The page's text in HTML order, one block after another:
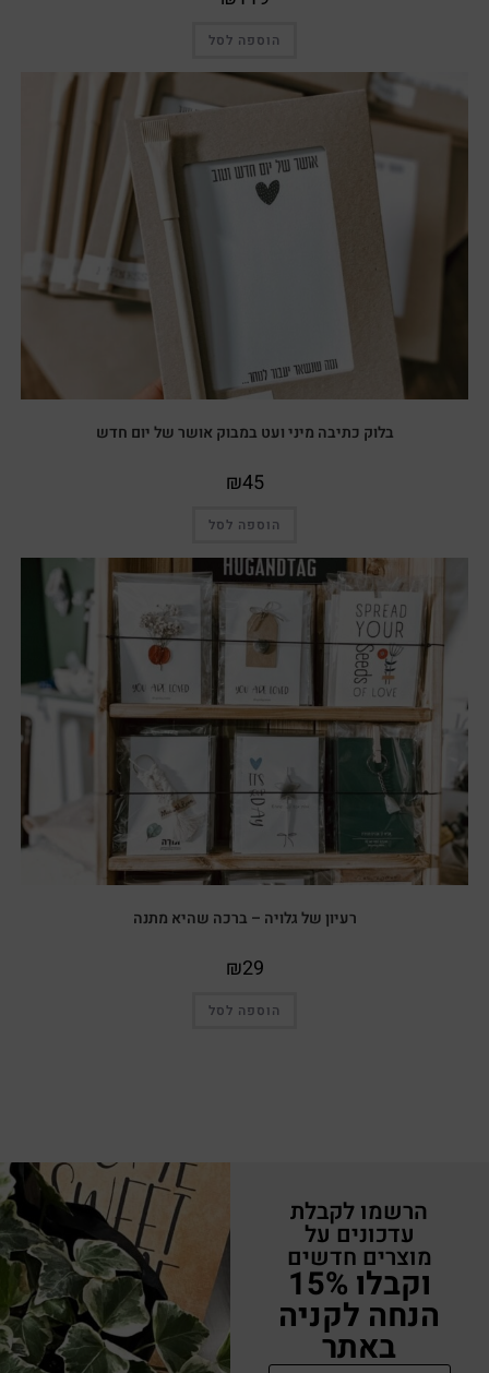
הוספה לסל
בלוק כתיבה מיני ועט במבוק אושר של יום חדש
₪45
הוספה לסל
רעיון של גלויה – ברכה שהיא מתנה
₪29
הוספה לסל
הרשמו לקבלת
עדכונים על
מוצרים חדשים
וקבלו 15%
הנחה לקניה
באתר